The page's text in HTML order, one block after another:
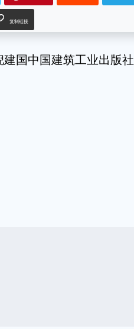
复制链接
建国中国建筑工业出版社